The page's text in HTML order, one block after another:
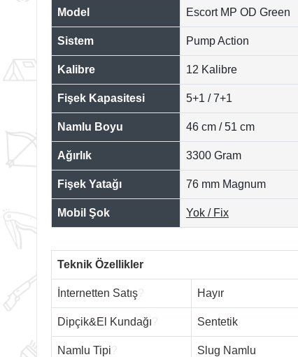
Model
Escort MP OD Green
Sistem Pump Action
Kalibre 12 Kalibre
Fişek Kapasitesi
5+1 / 7+1
Namlu Boyu 46 cm / 51 cm
Ağırlık 3300 Gram
Fişek Yatağı 76 mm Magnum
Mobil Şok Yok / Fix
Teknik Özellikler
İnternetten Satış Hayır
Dipçik&El Kundağı Sentetik
Namlu Tipi Slug Namlu